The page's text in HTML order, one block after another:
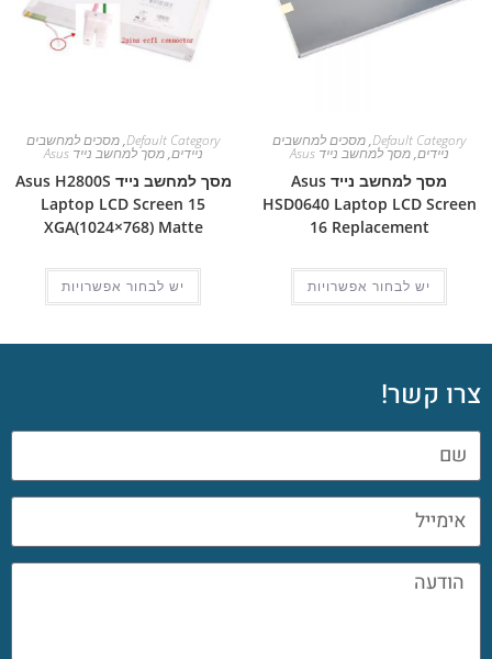
Default Category
,מסכים למחשבים
ניידים,מסך למחשב נייד Asus
מסך למחשב נייד Asus
HSD0640 Laptop LCD Screen
16 Replacement
יש לבחור אפשרויות
Default Category
,מסכים למחשבים
ניידים,מסך למחשב נייד Asus
מסך למחשב נייד Asus H2800S
Laptop LCD Screen 15
XGA(1024×768) Matte
יש לבחור אפשרויות
צרו קשר!